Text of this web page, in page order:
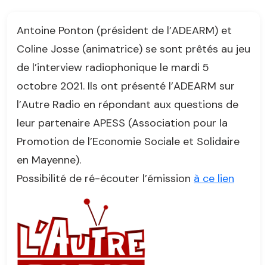
Antoine Ponton (président de l’ADEARM) et
Coline Josse (animatrice) se sont prêtés au jeu
de l’interview radiophonique le mardi 5
octobre 2021. Ils ont présenté l’ADEARM sur
l’Autre Radio en répondant aux questions de
leur partenaire APESS (Association pour la
Promotion de l’Economie Sociale et Solidaire
en Mayenne).
Possibilité de ré-écouter l’émission à ce lien